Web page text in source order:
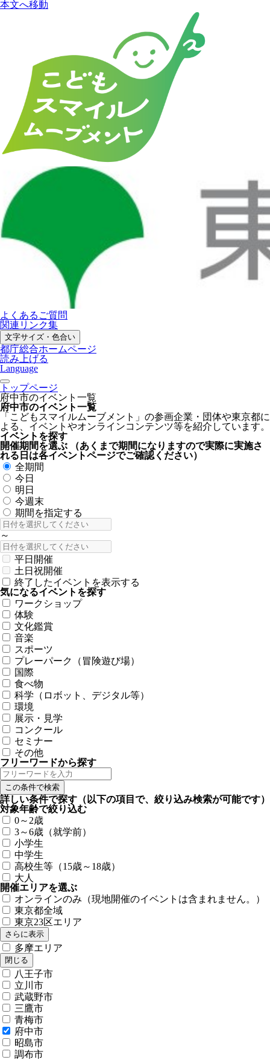
本文へ移動
よくあるご質問
関連リンク集
文字サイズ・色合い
都庁総合ホームページ
読み上げる
Language
トップページ
府中市のイベント一覧
府中市のイベント一覧
「こどもスマイルムーブメント」の参画企業・団体や東京都に
よる、イベントやオンラインコンテンツ等を紹介しています。
イベントを探す
開催期間を選ぶ
（あくまで期間になりますので実際に実施さ
れる日は各イベントページでご確認ください）
全期間
今日
明日
今週末
期間を指定する
～
平日開催
土日祝開催
終了したイベントを表示する
気になるイベントを探す
ワークショップ
体験
文化鑑賞
音楽
スポーツ
プレーパーク（冒険遊び場）
国際
食べ物
科学（ロボット、デジタル等）
環境
展示・見学
コンクール
セミナー
その他
フリーワードから探す
詳しい条件で探す （以下の項目で、絞り込み検索が可能です）
対象年齢で絞り込む
0～2歳
3～6歳（就学前）
小学生
中学生
高校生等（15歳～18歳）
大人
開催エリアを選ぶ
オンラインのみ（現地開催のイベントは含まれません。）
東京都全域
東京23区エリア
さらに表示
多摩エリア
閉じる
八王子市
立川市
武蔵野市
三鷹市
青梅市
府中市
昭島市
調布市